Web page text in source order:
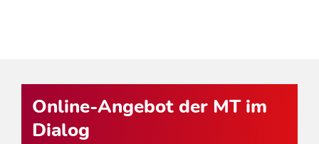
Online-Angebot der MT im
Dialog